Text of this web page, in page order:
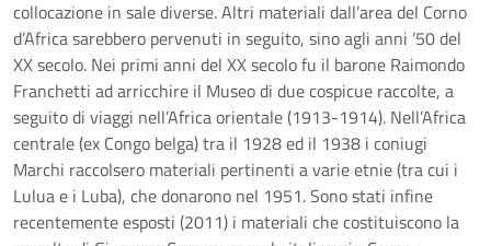
collocazione in sale diverse. Altri materiali dall’area del Corno
d’Africa sarebbero pervenuti in seguito, sino agli anni ’50 del
XX secolo. Nei primi anni del XX secolo fu il barone Raimondo
Franchetti ad arricchire il Museo di due cospicue raccolte, a
seguito di viaggi nell’Africa orientale (1913-1914). Nell’Africa
centrale (ex Congo belga) tra il 1928 ed il 1938 i coniugi
Marchi raccolsero materiali pertinenti a varie etnie (tra cui i
Lulua e i Luba), che donarono nel 1951. Sono stati infine
recentemente esposti (2011) i materiali che costituiscono la